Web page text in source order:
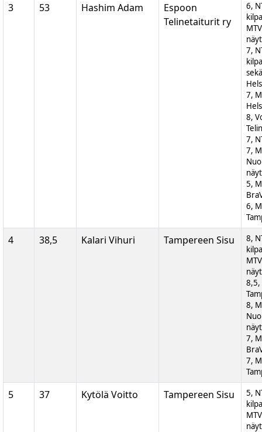
3 53 Hashim Adam
Espoon
Telinetaiturit ry
6,
7,
7,
8,
7,
7,
5,
6,
4 38,5 Kalari Vihuri Tampereen Sisu
8,
8,5,
8,
7,
7,
5 37 Kytölä Voitto Tampereen Sisu
5,